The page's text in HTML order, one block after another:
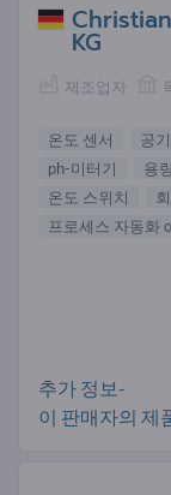
KG
제조업자
온도 센서 공
ph-미터기
용
온도 스위치
프로세스 자동화
추가 정보-
이 판매자의 제